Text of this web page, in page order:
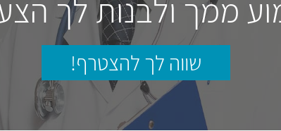
ממך ולבנות לך
שווה לך להצטרף!